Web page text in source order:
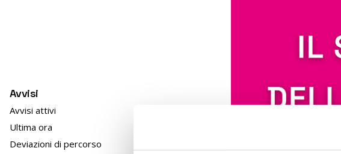
Avvisi
Avvisi attivi
Ultima ora
Deviazioni di percorso